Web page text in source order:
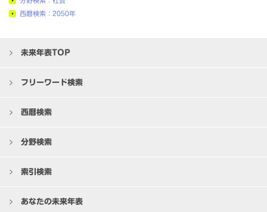
西暦検索：2050年
未来年表TOP
フリーワード検索
西暦検索
分野検索
索引検索
あなたの未来年表